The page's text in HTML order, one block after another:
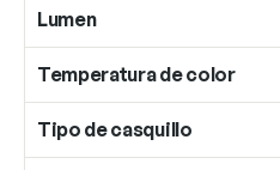
Lumen
Temperatura de color
Tipo de casquillo